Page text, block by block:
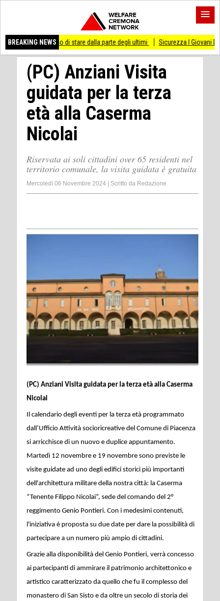
BREAKING NEWS
di stare dalla parte degli ultimi Sicurezza I Giovani Democratici
(PC) Anziani Visita
guidata per la terza
età alla Caserma
Nicolai
Riservata ai soli cittadini over 65 residenti nel
territorio comunale, la visita guidata è gratuita
Mercoledì 06 Novembre 2024 Scritto da Redazione
(PC) Anziani Visita guidata per la terza età alla Caserma
Nicolai
Il calendario degli eventi per la terza età programmato
dall’Ufficio Attività socioricreative del Comune di Piacenza
si arricchisce di un nuovo e duplice appuntamento.
Martedì 12 novembre e 19 novembre sono previste le
visite guidate ad uno degli edifici storici più importanti
dell'architettura militare della nostra città: la Caserma
“Tenente Filippo Nicolai”, sede del comando del 2°
reggimento Genio Pontieri. Con i medesimi contenuti,
l'iniziativa è proposta su due date per dare la possibilità di
partecipare a un numero più ampio di cittadini.
Grazie alla disponibilità del Genio Pontieri, verrà concesso
ai partecipanti di ammirare il patrimonio architettonico e
artistico caratterizzato da quello che fu il complesso del
monastero di San Sisto e da oltre un secolo di storia dei